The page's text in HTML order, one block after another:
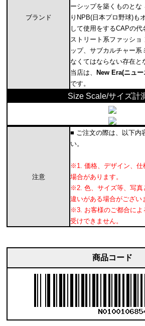
ブランド
ーシップを築くものとな
りNPB(日本プロ野球)も
して使用をするCAPの
ストリート系ファッショ
ップ、サブカルチャー系
なくてはならない存在と
当店は、
New Era(ニュ
です。
Size Scale/サイズ計
注意
■ ご注文の際は、以下内
い。
※1. 価格、デザイン、仕
場合があります。
※2. 色、サイズ等、写真
違いがある場合がござい
※3. お客様のご都合によ
受けできません。
商品コード